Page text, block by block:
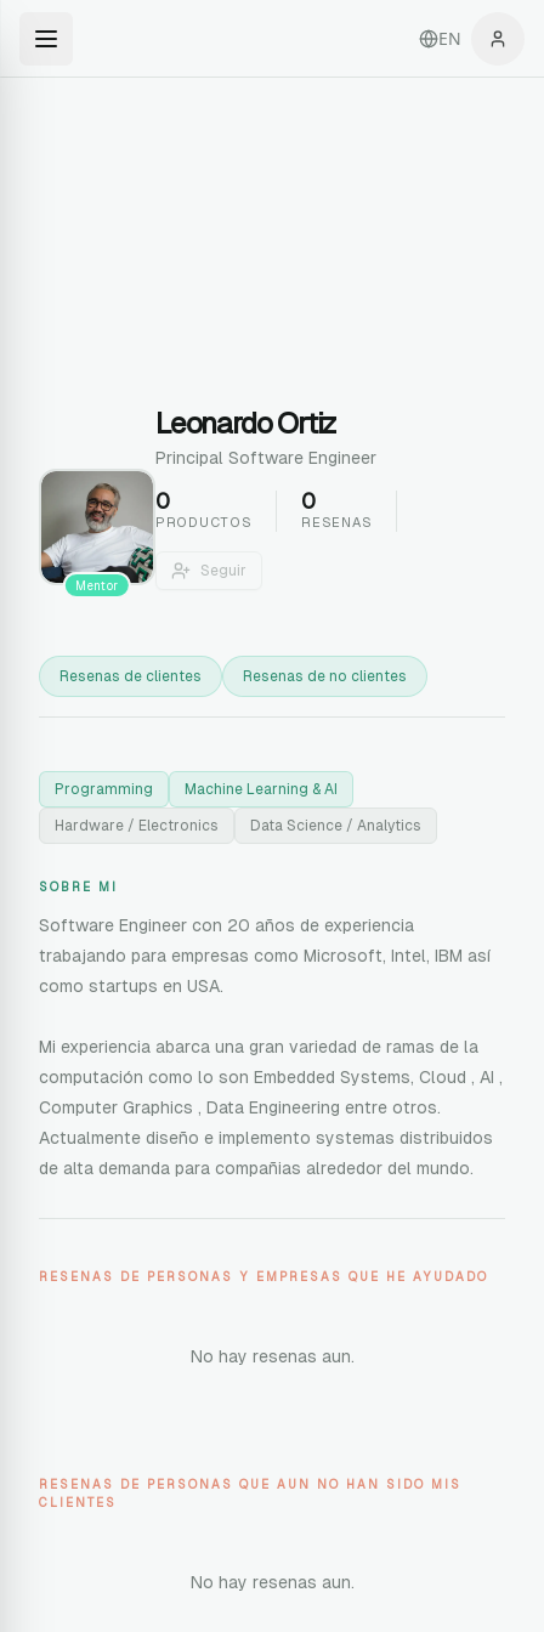
EN
Mentor
Leonardo Ortiz
Principal Software Engineer
0
PRODUCTOS
0
RESENAS
Seguir
Resenas de clientes Resenas de no clientes
Programming Machine Learning & AI
Hardware / Electronics Data Science / Analytics
SOBRE MI
Software Engineer con 20 años de experiencia
trabajando para empresas como Microsoft, Intel, IBM así
como startups en USA.
Mi experiencia abarca una gran variedad de ramas de la
computación como lo son Embedded Systems, Cloud , AI ,
Computer Graphics , Data Engineering entre otros.
Actualmente diseño e implemento systemas distribuidos
de alta demanda para compañias alrededor del mundo.
RESENAS DE PERSONAS Y EMPRESAS QUE HE AYUDADO
No hay resenas aun.
RESENAS DE PERSONAS QUE AUN NO HAN SIDO MIS
CLIENTES
No hay resenas aun.